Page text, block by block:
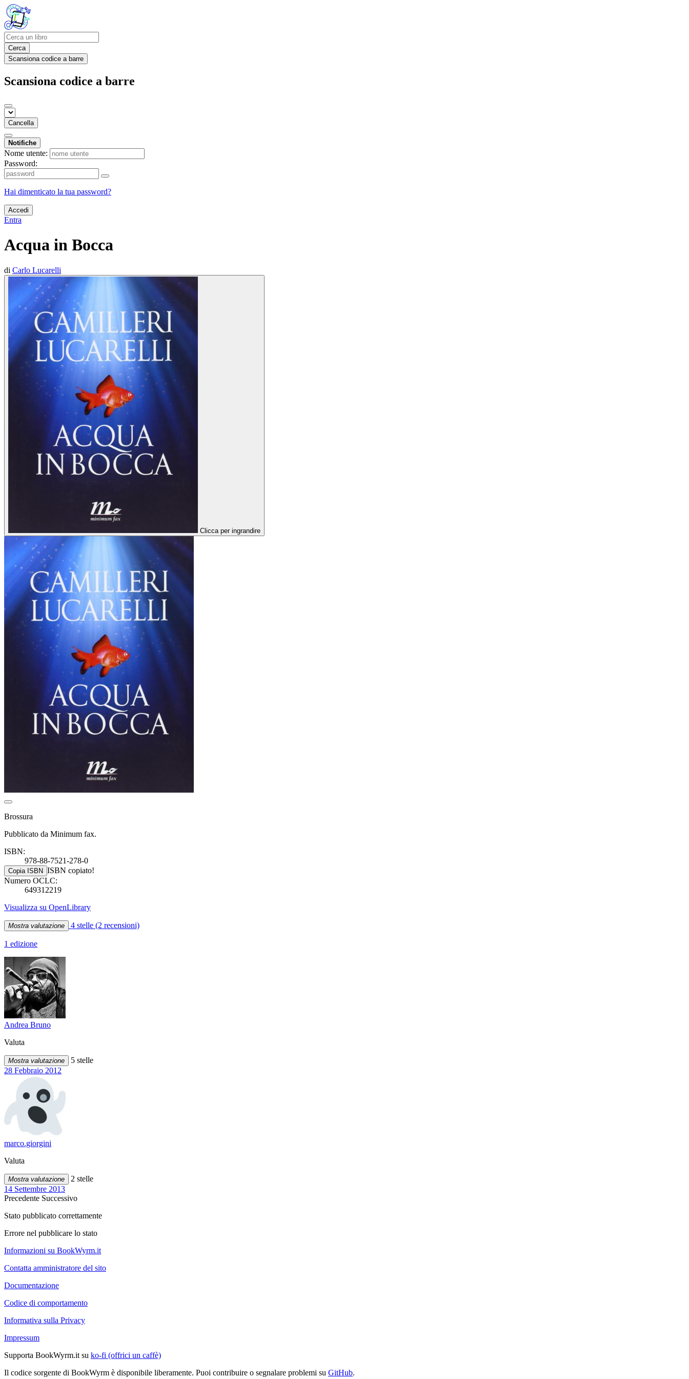
Cerca
Scansiona codice a barre
Scansiona codice a barre
Cancella
Notifiche
Nome utente:
Password:
Hai dimenticato la tua password?
Accedi
Entra
Acqua in Bocca
di Carlo Lucarelli
Clicca per ingrandire
Brossura
Pubblicato da Minimum fax.
ISBN:
978-88-7521-278-0
Copia ISBN ISBN copiato!
Numero OCLC:
649312219
Visualizza su OpenLibrary
Mostra valutazione 4 stelle (2 recensioni)
1 edizione
Andrea Bruno
Valuta
Mostra valutazione
5 stelle
28 Febbraio 2012
marco.giorgini
Valuta
Mostra valutazione
2 stelle
14 Settembre 2013
Precedente Successivo
Stato pubblicato correttamente
Errore nel pubblicare lo stato
Informazioni su BookWyrm.it
Contatta amministratore del sito
Documentazione
Codice di comportamento
Informativa sulla Privacy
Impressum
Supporta BookWyrm.it su ko-fi (offrici un caffè)
Il codice sorgente di BookWyrm è disponibile liberamente. Puoi contribuire o segnalare problemi su GitHub.